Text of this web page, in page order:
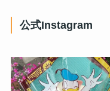
公式Instagram